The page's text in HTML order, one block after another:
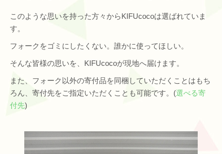
このような思いを持った方々からKIFUcocoは選ばれていま
す。
フォークをゴミにしたくない。誰かに使ってほしい。
そんな皆様の思いを、KIFUcocoが現地へ届けます。
また、フォーク以外の寄付品を同梱していただくことはもち
ろん、寄付先をご指定いただくことも可能です。(選べる寄
付先)